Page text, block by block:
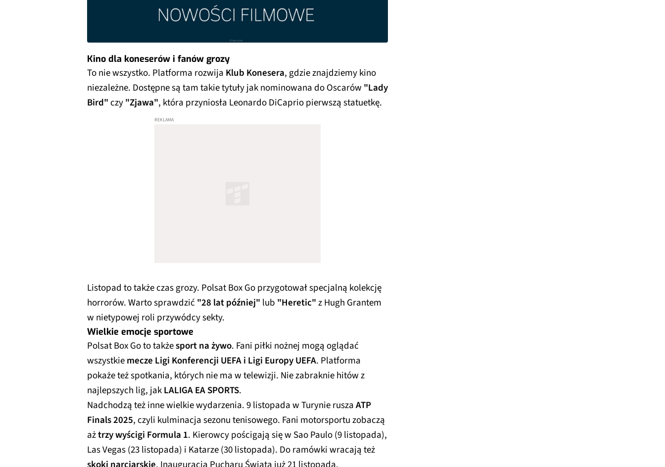
Kino dla koneserów i fanów grozy
To nie wszystko. Platforma rozwija Klub Konesera, gdzie znajdziemy kino
niezależne. Dostępne są tam takie tytuły jak nominowana do Oscarów "Lady
Bird"czy"Zjawa", która przyniosła Leonardo DiCaprio pierwszą statuetkę.
Listopad to także czas grozy. Polsat Box Go przygotował specjalną kolekcję
horrorów. Warto sprawdzić "28 lat później" lub "Heretic"z Hugh Grantem
w nietypowej roli przywódcy sekty.
Wielkie emocje sportowe
Polsat Box Go to takżesport na żywo. Fani piłki nożnej mogą oglądać
wszystkiemecze Ligi Konferencji UEFA i Ligi Europy UEFA. Platforma
pokaże też spotkania, których nie ma w telewizji. Nie zabraknie hitów z
najlepszych lig, jakLALIGA EA SPORTS.
Nadchodzą też inne wielkie wydarzenia. 9 listopada w Turynie ruszaATP
Finals 2025, czyli kulminacja sezonu tenisowego. Fani motorsportu zobaczą
ażtrzy wyścigi Formula 1. Kierowcy pościgają się w Sao Paulo (9 listopada),
Las Vegas (23 listopada) i Katarze (30 listopada). Do ramówki wracają też